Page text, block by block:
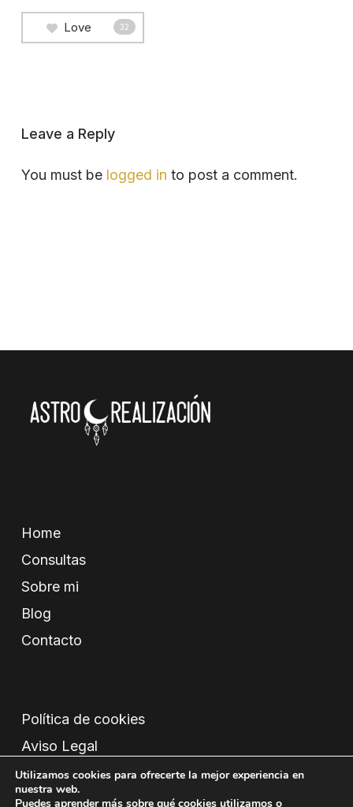
Love 32
Leave a Reply
You must be logged in to post a comment.
Home
Consultas
Sobre mi
Blog
Contacto
Política de cookies
Aviso Legal
Condiciones
Política de privacidad
Utilizamos cookies para ofrecerte la mejor experiencia en
nuestra web.
Puedes aprender más sobre qué cookies utilizamos o